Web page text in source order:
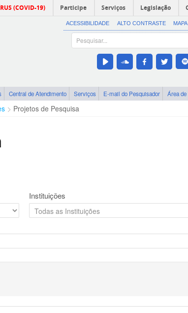
(COVID-19) Participe Serviços Legislação
ACESSIBILIDADE ALTO CONTRASTE
Central de Atendimento Serviços E-mail do Pesquisador Área
Projetos de Pesquisa
Instituições